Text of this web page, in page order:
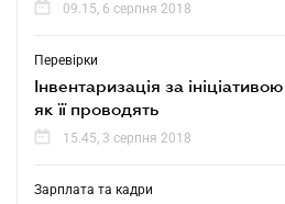
09.15, 6 серпня 2018
Перевірки
Інвентаризація за
як її проводять
15.45, 3 серпня 2018
Зарплата та кадри